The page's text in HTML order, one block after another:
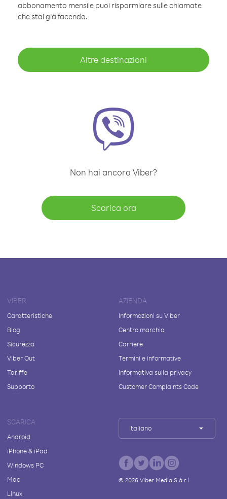
abbonamento mensile puoi risparmiare sulle chiamate
che stai già facendo.
Altre destinazioni
Non hai ancora Viber?
Scarica ora
VIBER
Caratteristiche
Blog
Sicurezza
Viber Out
Tariffe
Supporto
AZIENDA
Informazioni su Viber
Centro marchio
Carriere
Termini e informative
Informativa sulla privacy
Customer Complaints Code
SCARICA
Android
iPhone & iPad
Windows PC
Mac
Linux
Italiano
© 2026Viber Media S.à r.l.